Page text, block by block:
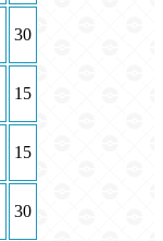
30
15
15
30